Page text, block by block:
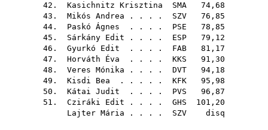
42. Kasichnitz Krisztina SMA 74,68
43. Mikós Andrea . . . . SZV 76,85
44. Paskó Ágnes . . . . PSE 78,85
45. Sárkány Edit . . . . ESP 79,12
46. Gyurkó Edit . . . . FAB 81,17
47. Horváth Éva . . . . KKS 91,30
48. Veres Mónika . . . . DVT 94,18
49. Kisdi Bea . . . . . KFK 95,98
50. Kátai Judit . . . . PVS 96,87
51. Cziráki Edit . . . . GHS 101,20
Lajter Mária . . . . SZV disq